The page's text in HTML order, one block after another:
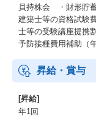
員持株会 ・財形貯
建築士等の資格試験
士等の受験講座提携
予防接種費用補助（年
昇給・賞与
[昇給]
年1回